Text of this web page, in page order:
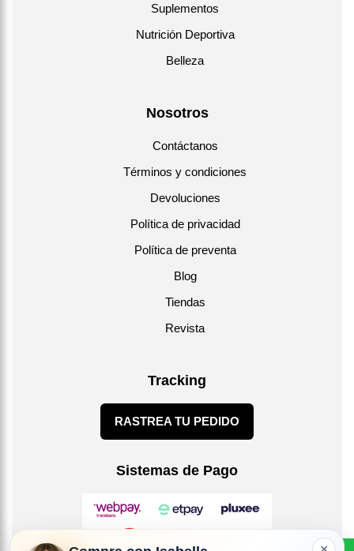
Suplementos
Nutrición Deportiva
Belleza
Nosotros
Contáctanos
Términos y condiciones
Devoluciones
Política de privacidad
Política de preventa
Blog
Tiendas
Revista
Tracking
RASTREA TU PEDIDO
Sistemas de Pago